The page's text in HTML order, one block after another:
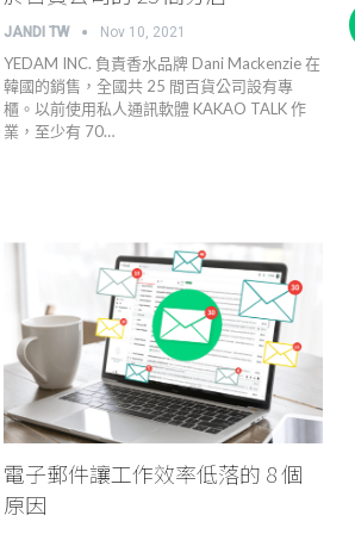
JANDI TW Nov 10, 2021
YEDAM INC. 負責香水品牌 Dani Mackenzie 在
韓國的銷售，全國共 25 間百貨公司設有專
櫃。以前使用私人通訊軟體 KAKAO TALK 作
業，至少有 70…
電子郵件讓工作效率低落的 8 個
原因